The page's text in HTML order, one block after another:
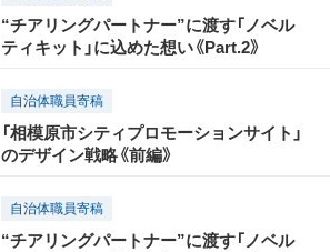
“チアリングパートナー”に渡す「ノベル
ティキット」に込めた想い《Part.2》
自治体職員寄稿
「相模原市シティプロモーションサイト」
のデザイン戦略《前編》
自治体職員寄稿
“チアリングパートナー”に渡す「ノベル